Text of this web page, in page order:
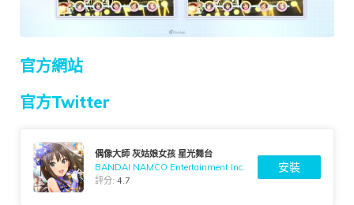
官方網站
官方Twitter
偶像大師 灰姑娘女孩 星光舞台
BANDAI NAMCO Entertainment Inc.
評分:4.7
安裝